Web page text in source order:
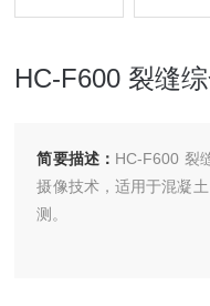
HC-F600 裂缝
简要描述： HC-F600 裂
摄像技术，适用于混凝
测。